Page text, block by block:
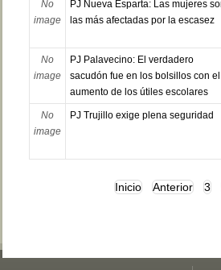
No
image
PJ Nueva Esparta: Las mujeres
las más afectadas por la escasez
No
image
PJ Palavecino: El verdadero
sacudón fue en los bolsillos con el
aumento de los útiles escolares
No
image
PJ Trujillo exige plena seguridad
Inicio Anterior 3